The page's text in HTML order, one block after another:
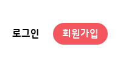
로그인 회원가입